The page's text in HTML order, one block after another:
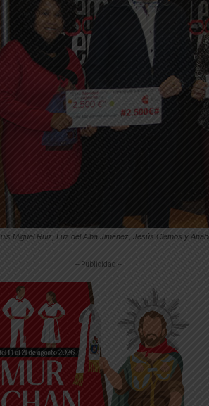
Miguel Ruiz, Luz del Alba Jiménez, Jesús Clemos y
-- Publicidad --